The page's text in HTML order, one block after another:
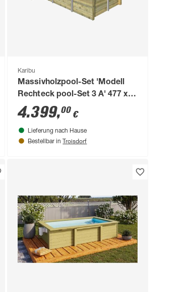
Karibu
Massivholzpool-Set 'Modell
Rechteck pool-Set 3 A' 477 x
300 x 124 cm mit Sonnendeck
und Einhängeleiter
4.399,00 €
Lieferung nach Hause
Bestellbar in Troisdorf